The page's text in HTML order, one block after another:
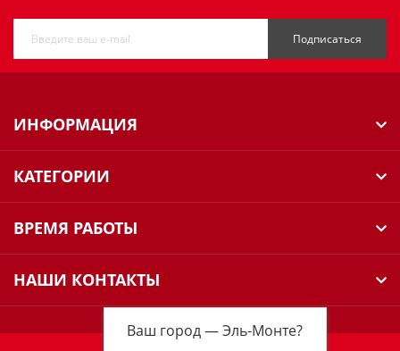
Ваш город —Эль-Монте?
Подписаться
ИНФОРМАЦИЯ
КАТЕГОРИИ
ВРЕМЯ РАБОТЫ
НАШИ КОНТАКТЫ